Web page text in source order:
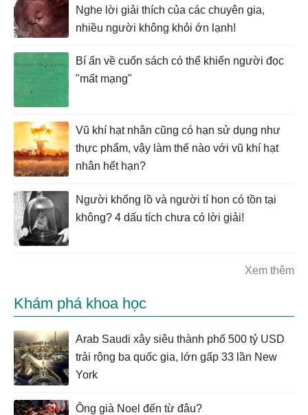
Nghe lời giải thích của các chuyên gia,
nhiều người không khỏi ớn lạnh!
Bí ẩn về cuốn sách có thể khiến người đọc
"mất mạng"
Vũ khí hạt nhân cũng có hạn sử dụng như
thực phẩm, vậy làm thế nào với vũ khí hạt
nhân hết hạn?
Người khổng lồ và người tí hon có tồn tại
không? 4 dấu tích chưa có lời giải!
Xem thêm
Khám phá khoa học
Arab Saudi xây siêu thành phố 500 tỷ USD
trải rộng ba quốc gia, lớn gấp 33 lần New
York
Ông già Noel đến từ đâu?